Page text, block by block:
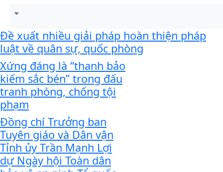
Đề xuất nhiều giải pháp hoàn thiện pháp
luật về quân sự, quốc phòng
Xứng đáng là “thanh bảo
kiếm sắc bén” trong đấu
tranh phòng, chống tội
phạm
Đồng chí Trưởng ban
Tuyên giáo và Dân vận
Tỉnh ủy Trần Mạnh Lợi
dự Ngày hội Toàn dân